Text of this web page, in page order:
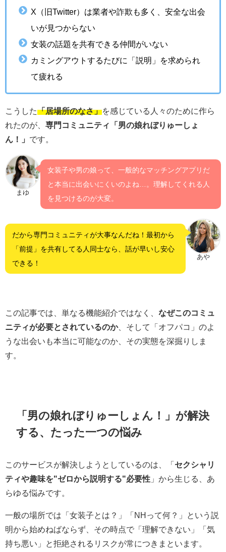
X（旧Twitter）は業者や詐欺も多く、安全な出会
いが見つからない
女装の話題を共有できる仲間がいない
カミングアウトするたびに「説明」を求められ
て疲れる
こうした「居場所のなさ」を感じている人々のために作ら
れたのが、 専門コミュニティ「男の娘れぼりゅーしょ
ん！」 です。
まゆ
女装子や男の娘って、一般的なマッチングアプリだ
と本当に出会いにくいのよね…。理解してくれる人
を見つけるのが大変。
あや
だから専門コミュニティが大事なんだね！最初から
「前提」を共有してる人同士なら、話が早いし安心
できる！
この記事では、単なる機能紹介ではなく、 なぜこのコミュ
ニティが必要とされているのか、そして「オフパコ」のよ
うな出会いも本当に可能なのか、その実態を深掘りしま
す。
「男の娘れぼりゅーしょん！」が解決
する、たった一つの悩み
このサービスが解決しようとしているのは、「 セクシャリ
ティや趣味を"ゼロから説明する"必要性 」から生じる、あ
らゆる悩みです。
一般の場所では「女装子とは？」「NHって何？」という説
明から始めねばならず、その時点で「理解できない」「気
持ち悪い」と拒絶されるリスクが常につきまといます。